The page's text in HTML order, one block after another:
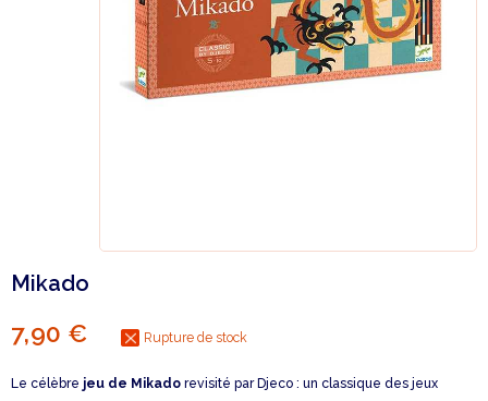
Mikado
7,90 € Rupture de stock
Le célèbre jeu de Mikado revisité par Djeco : un classique des jeux